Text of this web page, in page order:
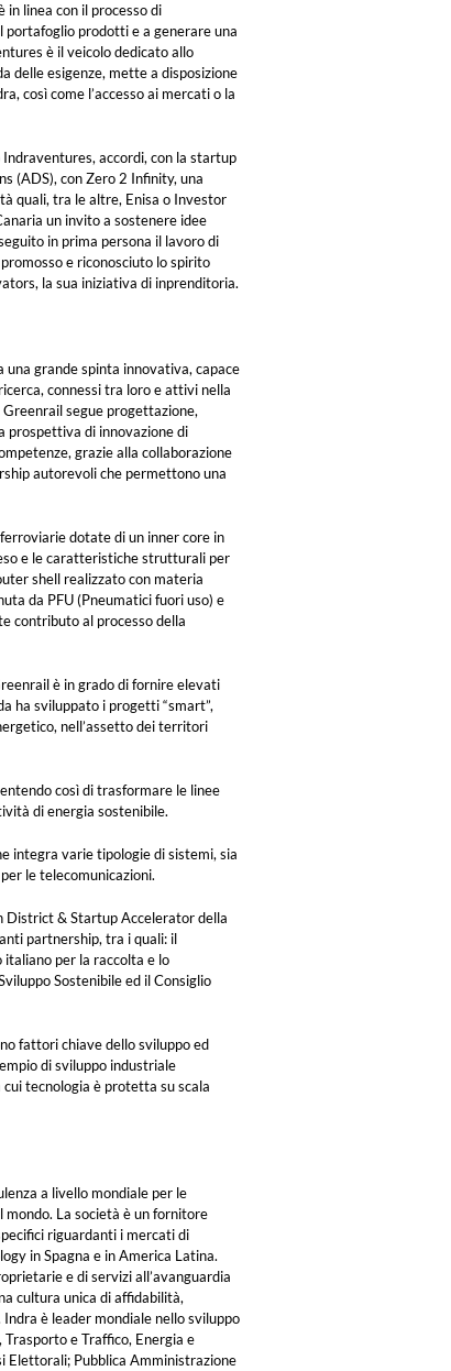
in linea con il processo di
portafoglio prodotti e a generare una
è il veicolo dedicato allo
delle esigenze, mette a disposizione
così come l’accesso ai mercati o la
accordi, con la startup
(ADS), con Zero 2 Infinity, una
quali, tra le altre, Enisa o Investor
un invito a sostenere idee
in prima persona il lavoro di
e riconosciuto lo spirito
la sua iniziativa di inprenditoria.
grande spinta innovativa, capace
connessi tra loro e attivi nella
segue progettazione,
prospettiva di innovazione di
grazie alla collaborazione
autorevoli che permettono una
dotate di un inner core in
e le caratteristiche strutturali per
shell realizzato con materia
da PFU (Pneumatici fuori uso) e
contributo al processo della
è in grado di fornire elevati
ha sviluppato i progetti “smart”,
nell’assetto dei territori
così di trasformare le linee
di energia sostenibile.
integra varie tipologie di sistemi, sia
le telecomunicazioni.
District & Startup Accelerator della
partnership, tra i quali: il
italiano per la raccolta e lo
Sostenibile ed il Consiglio
fattori chiave dello sviluppo ed
di sviluppo industriale
tecnologia è protetta su scala
a livello mondiale per le
La società è un fornitore
riguardanti i mercati di
in Spagna e in America Latina.
e di servizi all’avanguardia
cultura unica di affidabilità,
è leader mondiale nello sviluppo
e Traffico, Energia e
Elettorali; Pubblica Amministrazione